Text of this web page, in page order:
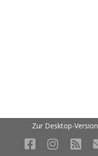
Zur Desktop-Version